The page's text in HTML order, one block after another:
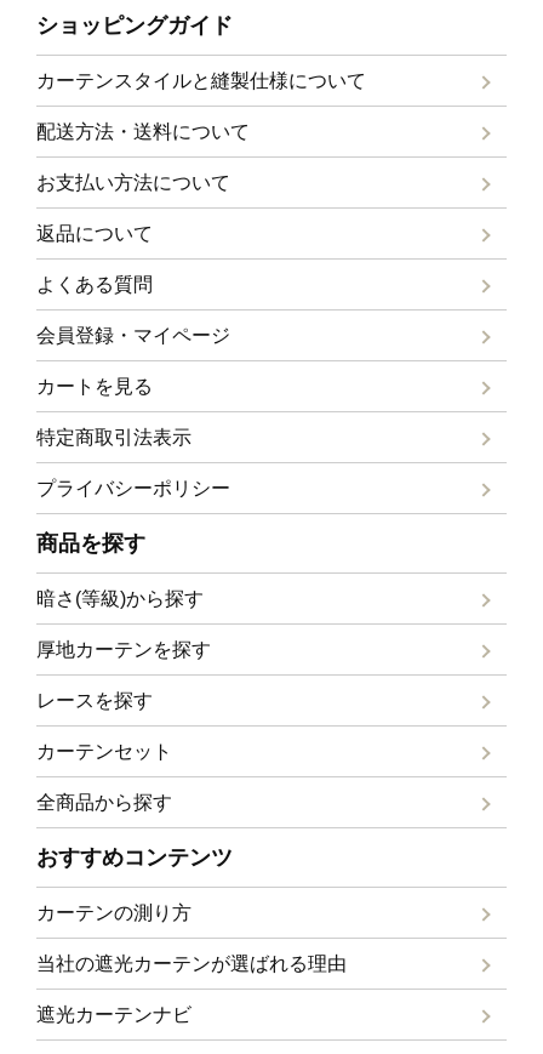
ショッピングガイド
カーテンスタイルと縫製仕様について
配送方法・送料について
お支払い方法について
返品について
よくある質問
会員登録・マイページ
カートを見る
特定商取引法表示
プライバシーポリシー
商品を探す
暗さ(等級)から探す
厚地カーテンを探す
レースを探す
カーテンセット
全商品から探す
おすすめコンテンツ
カーテンの測り方
当社の遮光カーテンが選ばれる理由
遮光カーテンナビ